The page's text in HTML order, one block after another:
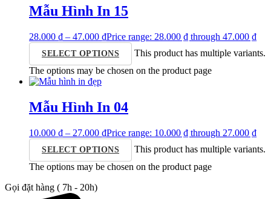
Mẫu Hình In 15
28.000 ₫ – 47.000 ₫Price range: 28.000 ₫ through 47.000 ₫
SELECT OPTIONS
This product has multiple variants.
The options may be chosen on the product page
Mẫu Hình In 04
10.000 ₫ – 27.000 ₫Price range: 10.000 ₫ through 27.000 ₫
SELECT OPTIONS
This product has multiple variants.
The options may be chosen on the product page
Gọi đặt hàng ( 7h - 20h)